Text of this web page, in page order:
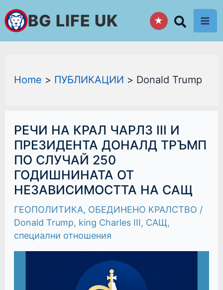
Skip
to
content
BG LIFE UK ★
Home ПУБЛИКАЦИИ Donald Trump
РЕЧИ НА КРАЛ ЧАРЛЗ III И
ПРЕЗИДЕНТА ДОНАЛД ТРЪМП
ПО СЛУЧАЙ 250
ГОДИШНИНАТА ОТ
НЕЗАВИСИМОСТТА НА САЩ
ГЕОПОЛИТИКА, ОБЕДИНЕНО КРАЛСТВО /
Donald Trump, king Charles III, САЩ,
специални отношения
РЕЧИ
НА
КРАЛ
ЧАРЛЗ
III
И
ПРЕЗИДЕНТА
ДОНАЛД
ТРЪМП
ПО
СЛУЧАЙ
250
ГОДИШНИНАТА
ОТ
НЕЗАВИСИМОСТТА
САЩ